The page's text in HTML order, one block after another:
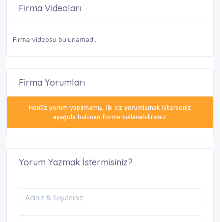
Firma Videoları
Firma videosu bulunamadı.
Firma Yorumları
Henüz yorum yapılmamış, ilk siz yorumlamak isterseniz
aşağıda bulunan formu kullanabilirsiniz.
Yorum Yazmak İstermisiniz?